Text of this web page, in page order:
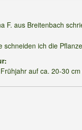
F. aus Breitenbach
schneiden ich die
auf ca. 20-30